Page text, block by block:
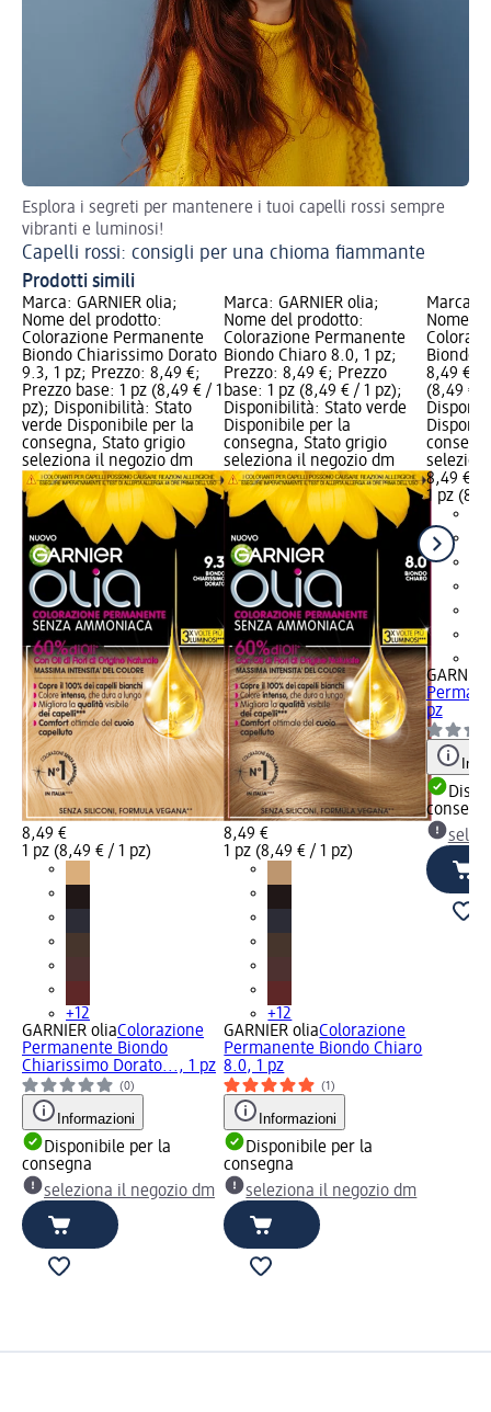
Esplora i segreti per mantenere i tuoi capelli rossi sempre
vibranti e luminosi!
Capelli rossi: consigli per una chioma fiammante
Prodotti simili
Marca: GARNIER olia;
Nome del prodotto:
Colorazione Permanente
Biondo Chiarissimo Dorato
9.3, 1 pz; Prezzo: 8,49 €;
Prezzo base: 1 pz (8,49 € / 1
pz); Disponibilità: Stato
verde Disponibile per la
consegna, Stato grigio
seleziona il negozio dm
8,49 €
1 pz (8,49 € / 1 pz)
+12
GARNIER oliaColorazione
Permanente Biondo
Chiarissimo Dorato..., 1 pz
(0)
Informazioni
Disponibile per la
consegna
seleziona il negozio dm
Marca: GARNIER olia;
Nome del prodotto:
Colorazione Permanente
Biondo Chiaro 8.0, 1 pz;
Prezzo: 8,49 €; Prezzo
base: 1 pz (8,49 € / 1 pz);
Disponibilità: Stato verde
Disponibile per la
consegna, Stato grigio
seleziona il negozio dm
8,49 €
1 pz (8,49 € / 1 pz)
+12
GARNIER oliaColorazione
Permanente Biondo Chiaro
8.0, 1 pz
(1)
Informazioni
Disponibile per la
consegna
seleziona il negozio dm
Marca:
Nome
Biondo
8,49 €;
(8,49 € /
8,49 €
1 pz
pz